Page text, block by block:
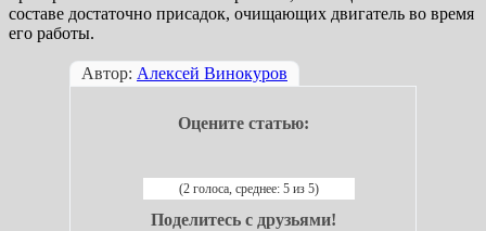
составе достаточно присадок, очищающих двигатель во время
его работы.
Автор: Алексей Винокуров
Оцените статью:
(2 голоса, среднее: 5 из 5)
Поделитесь с друзьями!